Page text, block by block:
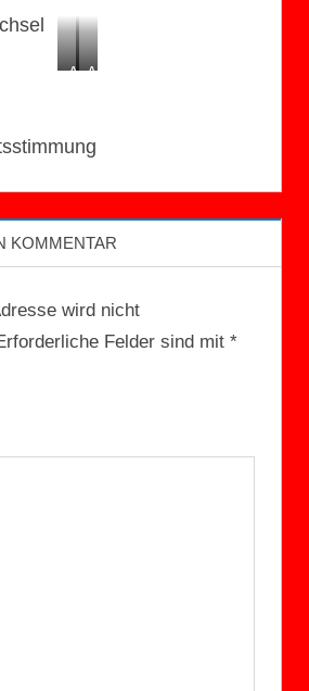
Andi
übernehmen
Andrea
mit
und
Inka
KOMMENTAR
wird nicht
Felder sind mit *